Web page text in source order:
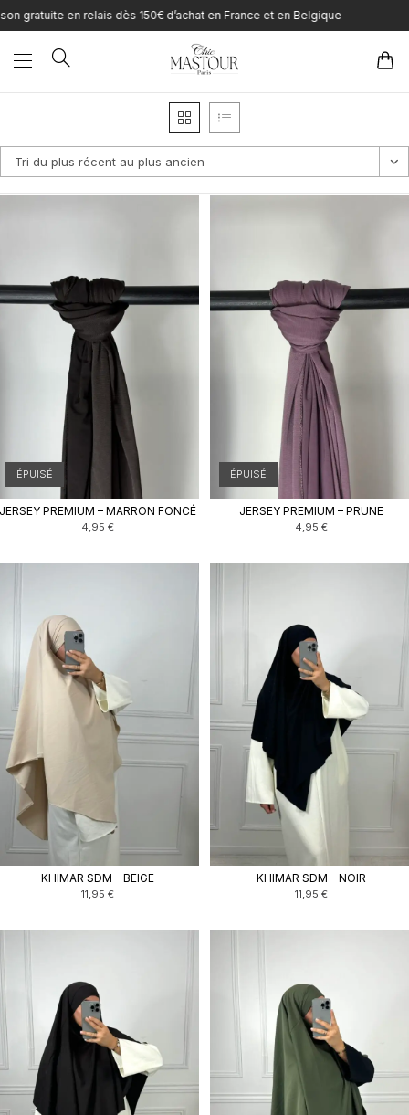
Skip
to
content
dès 150€ d’achat en France et en Belgique
Tri du plus récent au plus ancien
ÉPUISÉ
JERSEY PREMIUM – MARRON FONCÉ
4,95 €
ÉPUISÉ
JERSEY PREMIUM – PRUNE
4,95 €
KHIMAR SDM – BEIGE
11,95 €
KHIMAR SDM – NOIR
11,95 €